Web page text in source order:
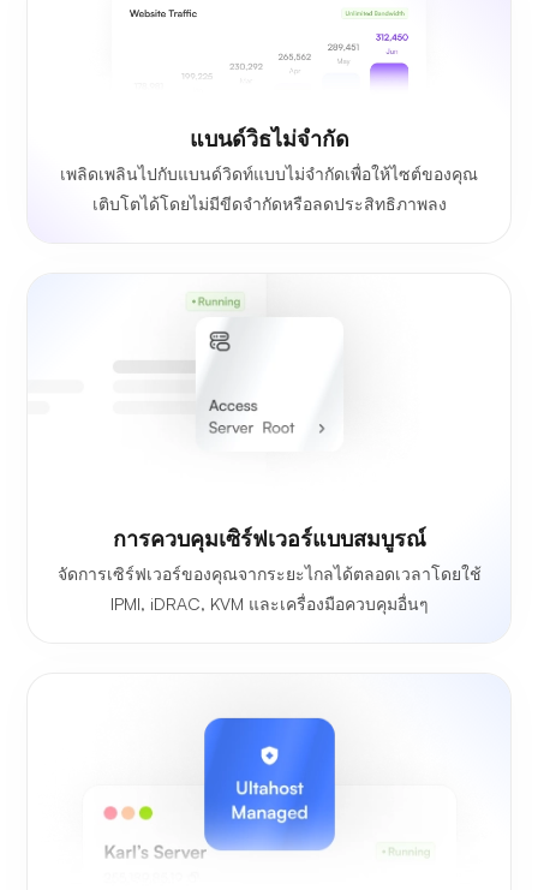
แบนด์วิธไม่จำกัด
เพลิดเพลินไปกับแบนด์วิดท์แบบไม่จำกัดเพื่อให้ไซต์ของคุณ
เติบโตได้โดยไม่มีขีดจำกัดหรือลดประสิทธิภาพลง
การควบคุมเซิร์ฟเวอร์แบบสมบูรณ์
จัดการเซิร์ฟเวอร์ของคุณจากระยะไกลได้ตลอดเวลาโดยใช้
IPMI, iDRAC, KVM และเครื่องมือควบคุมอื่นๆ